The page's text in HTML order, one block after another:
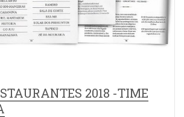
2018 -TIME